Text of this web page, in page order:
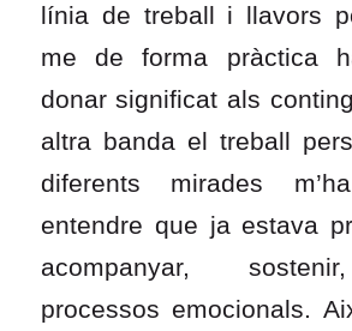
línia de treball i llavors
me de forma pràctica
donar significat als
altra banda el treball
diferents mirades
entendre que ja estava
acompanyar,
processos emocionals.